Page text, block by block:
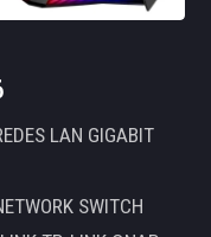
LAN GIGABIT
SWITCH